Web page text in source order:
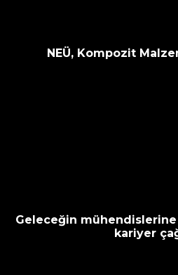
NEÜ, Kompozit
Geleceğin
kariyer